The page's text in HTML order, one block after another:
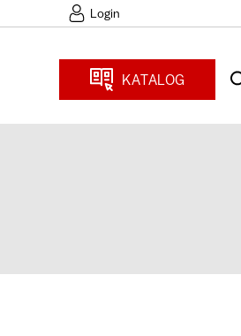
Login
KATALOG